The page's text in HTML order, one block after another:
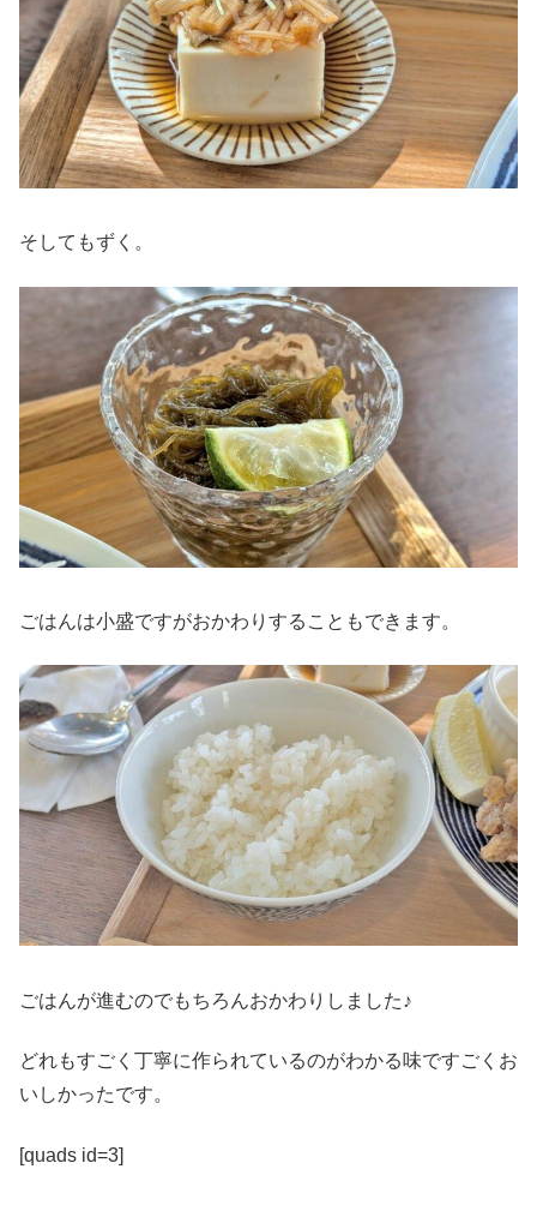
そしてもずく。
ごはんは小盛ですがおかわりすることもできます。
ごはんが進むのでもちろんおかわりしました♪
どれもすごく丁寧に作られているのがわかる味ですごくお
いしかったです。
[quads id=3]